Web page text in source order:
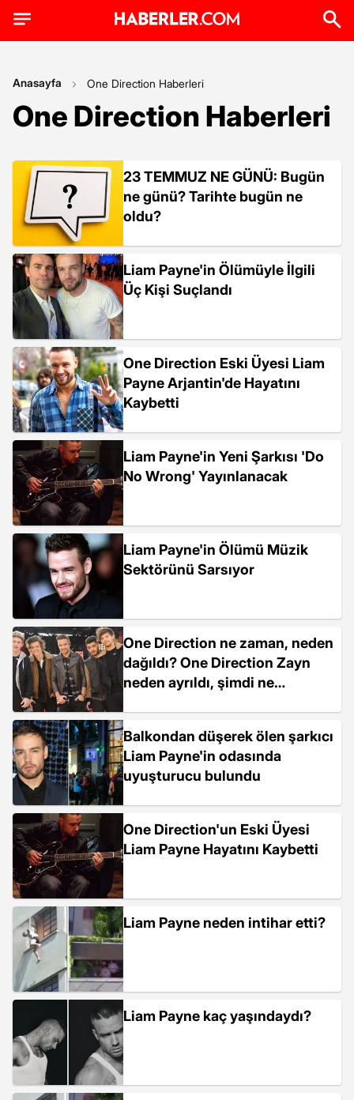
Anasayfa One Direction Haberleri
One Direction Haberleri
23 TEMMUZ NE GÜNÜ: Bugün
ne günü? Tarihte bugün ne
oldu?
Liam Payne'in Ölümüyle İlgili
Üç Kişi Suçlandı
One Direction Eski Üyesi Liam
Payne Arjantin'de Hayatını
Kaybetti
Liam Payne'in Yeni Şarkısı 'Do
No Wrong' Yayınlanacak
Liam Payne'in Ölümü Müzik
Sektörünü Sarsıyor
One Direction ne zaman, neden
dağıldı? One Direction Zayn
neden ayrıldı, şimdi ne
Balkondan düşerek ölen şarkıcı
Liam Payne'in odasında
uyuşturucu bulundu
One Direction'un Eski Üyesi
Liam Payne Hayatını Kaybetti
Liam Payne neden intihar etti?
Liam Payne kaç yaşındaydı?